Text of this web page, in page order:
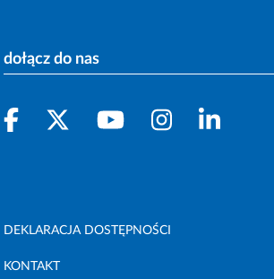
dołącz do nas
DEKLARACJA DOSTĘPNOŚCI
KONTAKT